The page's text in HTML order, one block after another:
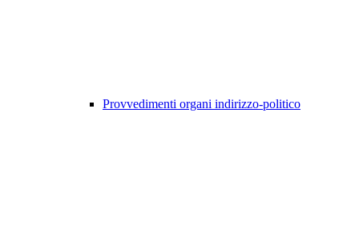
Provvedimenti organi indirizzo-politico